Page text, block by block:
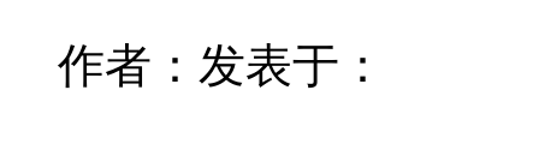
作者： 发表于：